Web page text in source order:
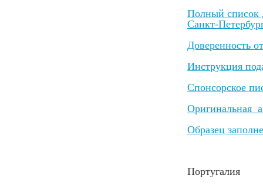
Полный список
Санкт-
Доверенность
Инструкция
Спонсорское
Оригинальная
Образец
Португалия